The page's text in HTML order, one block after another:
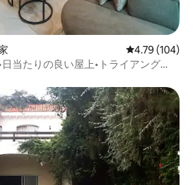
レビュー104
4.79 (104)
当たりの良い屋上•トライアング